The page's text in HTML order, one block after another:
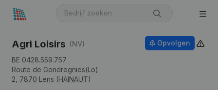
Agri Loisirs (NV)
BE 0428.559.757
Route de Gondregnies(Lo)
2, 7870 Lens (HAINAUT)
Opvolgen